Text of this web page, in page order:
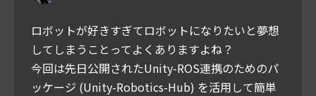
ロボットが好きすぎてロボットになりたいと夢想
してしまうことってよくありますよね？
今回は先日公開されたUnity-ROS連携のためのパ
ッケージ (Unity-Robotics-Hub) を活用して簡単